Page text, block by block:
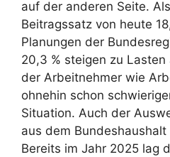
auf der anderen Seite.
Beitragssatz von heute
Planungen der
20,3 % steigen zu Lasten
der Arbeitnehmer wie
ohnehin schon
Situation. Auch der
aus dem
Bereits im Jahr 2025 lag